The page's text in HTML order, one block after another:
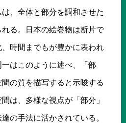
、全体と部分を調和させた
る。日本の絵巻物は断片で
時間までもが豊かに表われ
はこのように述べ、「部
の質を描写すると示唆する
は、多様な視点が「部分」
の手法に活かされている。